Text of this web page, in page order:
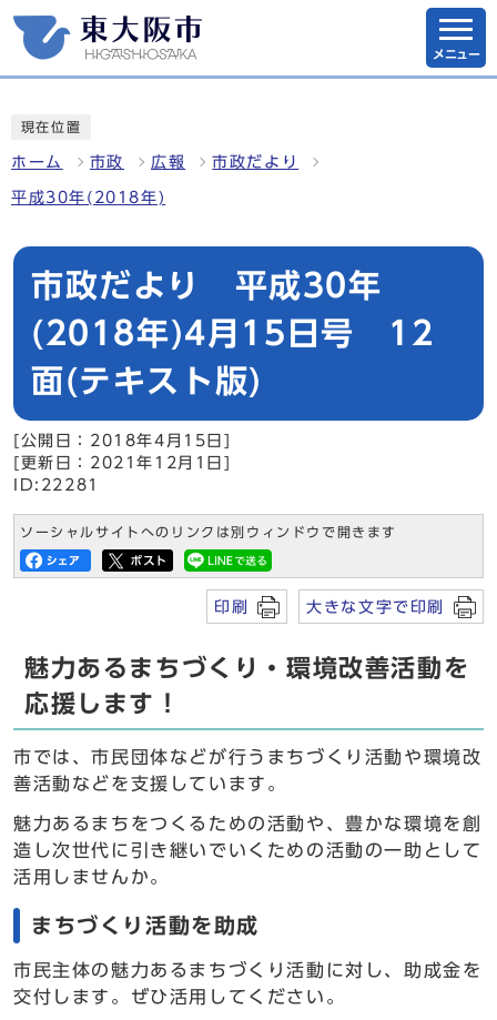
メニュー
現在位置
ホーム 市政 広報 市政だより
平成30年(2018年)
市政だより 平成30年
(2018年)4月15日号 12
面(テキスト版)
[公開日：2018年4月15日]
[更新日：2021年12月1日]
ID:22281
ソーシャルサイトへのリンクは別ウィンドウで開きます
印刷 大きな文字で印刷
魅力あるまちづくり・環境改善活動を
応援します！
市では、市民団体などが行うまちづくり活動や環境改
善活動などを支援しています。
魅力あるまちをつくるための活動や、豊かな環境を創
造し次世代に引き継いでいくための活動の一助として
活用しませんか。
まちづくり活動を助成
市民主体の魅力あるまちづくり活動に対し、助成金を
交付します。ぜひ活用してください。